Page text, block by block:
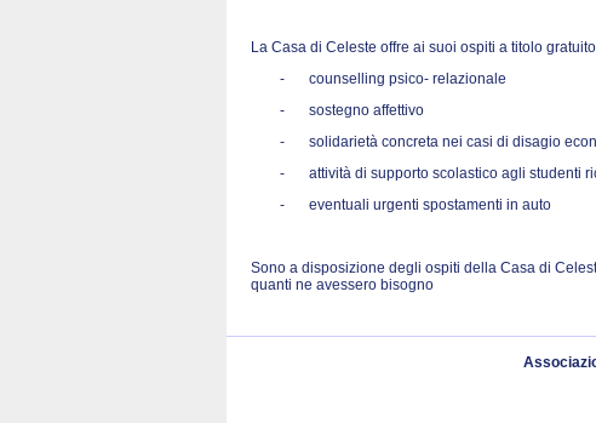
La Casa di Celeste offre ai suoi ospiti a titolo
-
counselling psico- relazionale
-
sostegno affettivo
-
solidarietà concreta nei casi di disagio
-
attività di supporto scolastico agli studenti
-
eventuali urgenti spostamenti in auto
Sono a disposizione degli ospiti della Casa di
quanti ne avessero bisogno